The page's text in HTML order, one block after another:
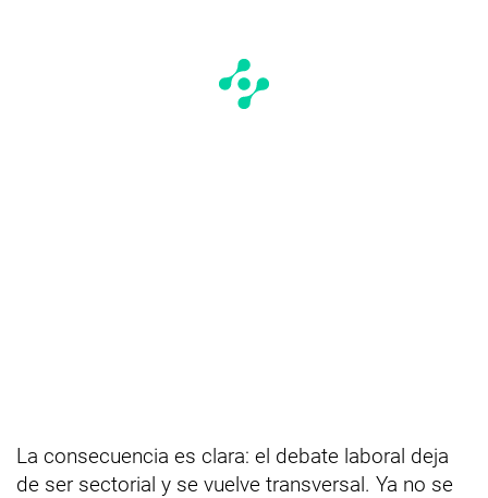
La consecuencia es clara: el debate laboral deja
de ser sectorial y se vuelve transversal. Ya no se